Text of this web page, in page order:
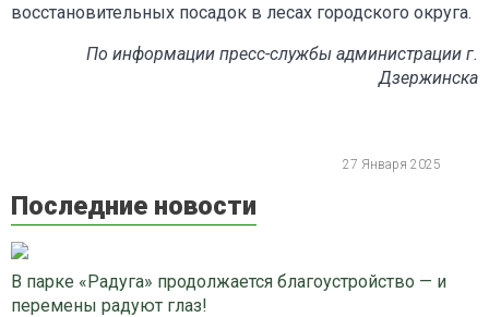
восстановительных посадок в лесах городского округа.
По информации пресс-службы администрации г.
Дзержинска
27 Января 2025
Последние новости
В парке «Радуга» продолжается благоустройство — и
перемены радуют глаз!